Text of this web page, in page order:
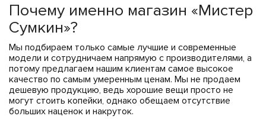
Почему именно магазин «Мистер
Сумкин»?
Мы подбираем только самые лучшие и современные
модели и сотрудничаем напрямую с производителями, а
потому предлагаем нашим клиентам самое высокое
качество по самым умеренным ценам. Мы не продаем
дешевую продукцию, ведь хорошие вещи просто не
могут стоить копейки, однако обещаем отсутствие
больших наценок и накруток.